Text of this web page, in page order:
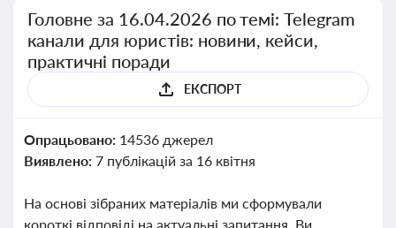
Головне за 16.04.2026 по темі: Telegram
канали для юристів: новини, кейси,
практичні поради
ЕКСПОРТ
Опрацьовано: 14536 джерел
Виявлено: 7 публікацій за 16 квітня
На основі зібраних матеріалів ми сформували
короткі відповіді на актуальні запитання. Ви